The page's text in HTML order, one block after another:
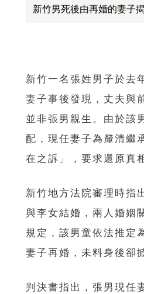
新竹男死後由再婚的妻子
新竹一名張姓男子於去
妻子事後發現，丈夫與
並非張男親生。由於該
配，現任妻子為釐清繼
在之訴」，要求還原真
新竹地方法院審理時指
與李女結婚，兩人婚姻
規定，該男童依法推定
妻子再婚，未料身後卻
判決書指出，張男現任